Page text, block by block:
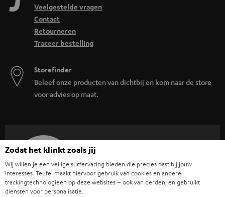
Veelgestelde vragen
Contact
Retourneren
Traceer bestelling
Storefinder
Beleef onze producten van dichtbij en kom naar de store
voor advies op maat.
TOT
€ 45
KORTING
Zodat het klinkt zoals jij
Wij willen je een veilige surfervaring bieden die precies past bij jouw
interesses. Teufel maakt hiervoor gebruik van cookies en andere
trackingtechnologieën op deze websites – ook van derden, en gebruikt
diensten voor personalisatie.